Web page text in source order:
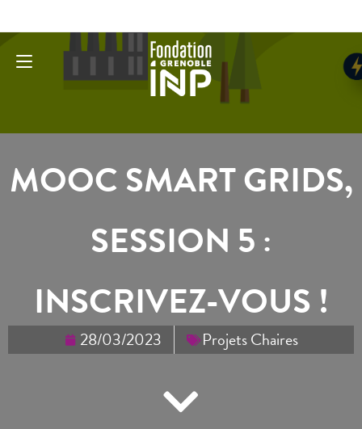
MOOC SMART GRIDS,
SESSION 5 :
INSCRIVEZ-VOUS !
28/03/2023 Projets Chaires